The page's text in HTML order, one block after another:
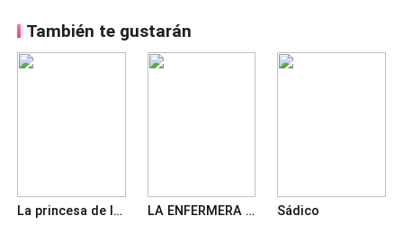
También te gustarán
La princesa de la Mafia LA ENFERMERA DEL MAFIOSO Sádico